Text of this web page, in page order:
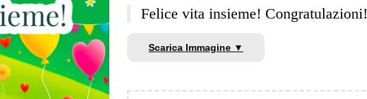
Felice vita insieme! Congratulazioni!
Scarica Immagine ▼